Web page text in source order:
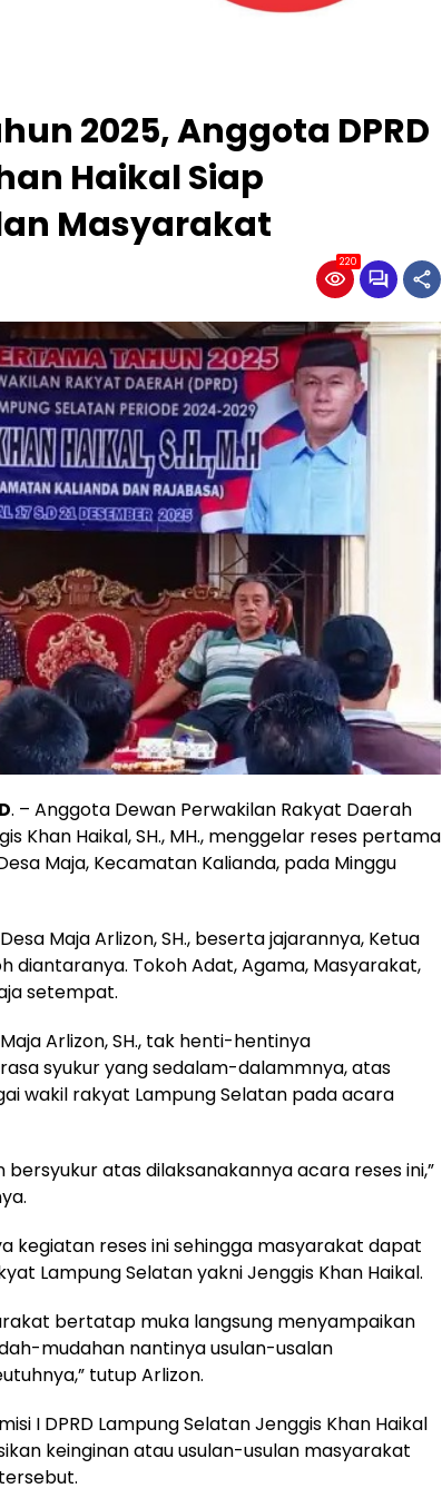
2025, Anggota DPRD
Haikal Siap
Masyarakat
220
. – Anggota Dewan Perwakilan Rakyat Daerah
Khan Haikal, SH., MH., menggelar reses pertama
Maja, Kecamatan Kalianda, pada Minggu
Maja Arlizon, SH., beserta jajarannya, Ketua
diantaranya. Tokoh Adat, Agama, Masyarakat,
setempat.
Arlizon, SH., tak henti-hentinya
syukur yang sedalam-dalammnya, atas
wakil rakyat Lampung Selatan pada acara
atas dilaksanakannya acara reses ini,”
kegiatan reses ini sehingga masyarakat dapat
Lampung Selatan yakni Jenggis Khan Haikal.
bertatap muka langsung menyampaikan
mudahan nantinya usulan-usalan
tutup Arlizon.
I DPRD Lampung Selatan Jenggis Khan Haikal
keinginan atau usulan-usulan masyarakat